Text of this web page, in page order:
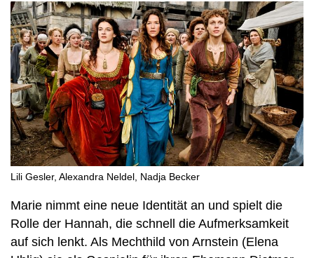
Lili Gesler, Alexandra Neldel, Nadja Becker
Marie nimmt eine neue Identität an und spielt die
Rolle der Hannah, die schnell die Aufmerksamkeit
auf sich lenkt. Als Mechthild von Arnstein (Elena